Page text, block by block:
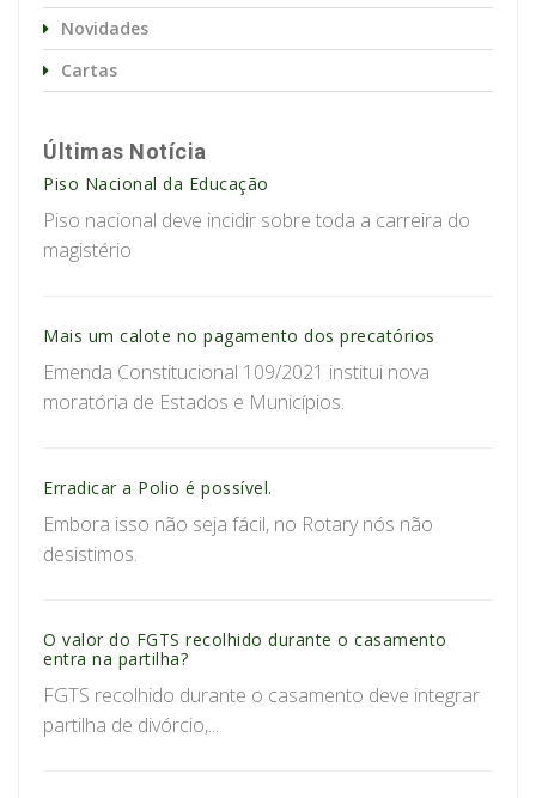
Novidades
Cartas
Últimas Notícia
Piso Nacional da Educação
Piso nacional deve incidir sobre toda a carreira do
magistério
Mais um calote no pagamento dos precatórios
Emenda Constitucional 109/2021 institui nova
moratória de Estados e Municípios.
Erradicar a Polio é possível.
Embora isso não seja fácil, no Rotary nós não
desistimos.
O valor do FGTS recolhido durante o casamento
entra na partilha?
FGTS recolhido durante o casamento deve integrar
partilha de divórcio,...